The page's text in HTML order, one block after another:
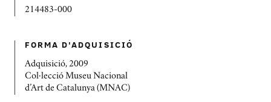
214483-000
FORMA D'ADQUISICIÓ
Adquisició, 2009
Col·lecció Museu Nacional
d’Art de Catalunya (MNAC)